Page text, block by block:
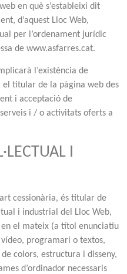
en què s’estableixi dit
d’aquest Lloc Web,
per l’ordenament jurídic
de www.asfarres.cat.
l’existència de
titular de la pàgina web des
i acceptació de
i / o activitats oferts a
I
cessionària, és titular de
i industrial del Lloc Web,
el mateix (a títol enunciatiu
programari o textos,
colors, estructura i disseny,
d’ordinador necessaris